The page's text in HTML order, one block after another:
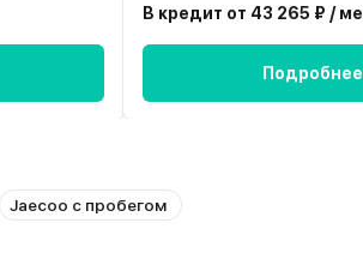
В кредит от 43 265 ₽ /
Подробнее
Jaecoo с пробегом